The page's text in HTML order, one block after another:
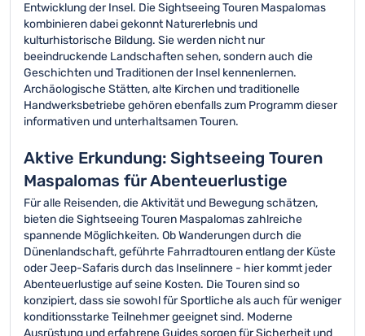
Entwicklung der Insel. Die Sightseeing Touren Maspalomas
kombinieren dabei gekonnt Naturerlebnis und
kulturhistorische Bildung. Sie werden nicht nur
beeindruckende Landschaften sehen, sondern auch die
Geschichten und Traditionen der Insel kennenlernen.
Archäologische Stätten, alte Kirchen und traditionelle
Handwerksbetriebe gehören ebenfalls zum Programm dieser
informativen und unterhaltsamen Touren.
Aktive Erkundung: Sightseeing Touren
Maspalomas für Abenteuerlustige
Für alle Reisenden, die Aktivität und Bewegung schätzen,
bieten die Sightseeing Touren Maspalomas zahlreiche
spannende Möglichkeiten. Ob Wanderungen durch die
Dünenlandschaft, geführte Fahrradtouren entlang der Küste
oder Jeep-Safaris durch das Inselinnere - hier kommt jeder
Abenteuerlustige auf seine Kosten. Die Touren sind so
konzipiert, dass sie sowohl für Sportliche als auch für weniger
konditionsstarke Teilnehmer geeignet sind. Moderne
Ausrüstung und erfahrene Guides sorgen für Sicherheit und